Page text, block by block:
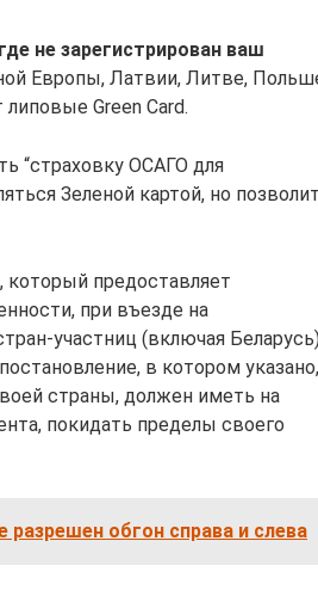
не зарегистрирован ваш
Европы, Латвии, Литве,
Green Card.
“страховку ОСАГО для
Зеленой картой, но позволит
предоставляет
при въезде на
участниц (включая
в котором указано,
страны, должен иметь на
покидать пределы своего
разрешен обгон справа и слева